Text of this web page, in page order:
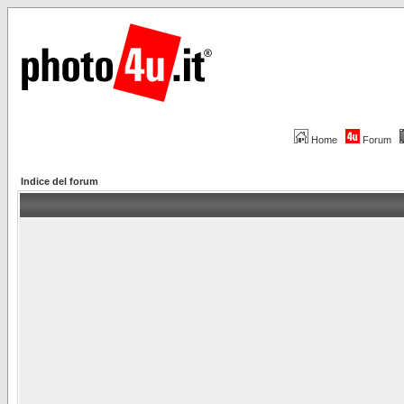
Home Forum
Indice del forum